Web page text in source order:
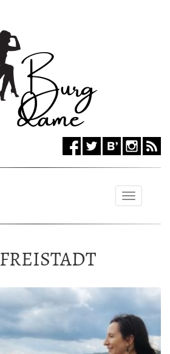
Toggle